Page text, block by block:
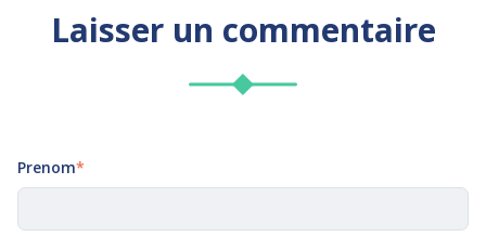
Laisser un commentaire
Prenom*